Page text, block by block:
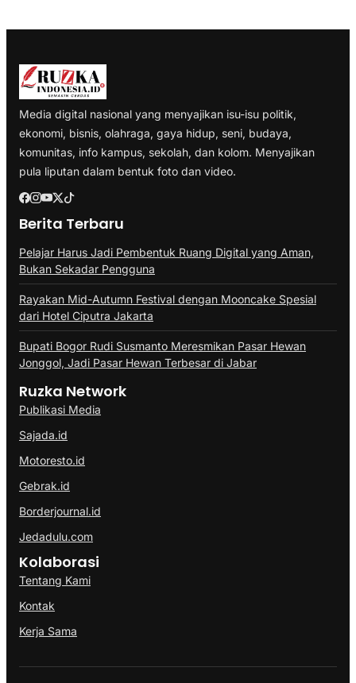
Media digital nasional yang menyajikan isu-isu politik,
ekonomi, bisnis, olahraga, gaya hidup, seni, budaya,
komunitas, info kampus, sekolah, dan kolom. Menyajikan
pula liputan dalam bentuk foto dan video.
Berita Terbaru
Pelajar Harus Jadi Pembentuk Ruang Digital yang Aman,
Bukan Sekadar Pengguna
Rayakan Mid-Autumn Festival dengan Mooncake Spesial
dari Hotel Ciputra Jakarta
Bupati Bogor Rudi Susmanto Meresmikan Pasar Hewan
Jonggol, Jadi Pasar Hewan Terbesar di Jabar
Ruzka Network
Publikasi Media
Sajada.id
Motoresto.id
Gebrak.id
Borderjournal.id
Jedadulu.com
Kolaborasi
Tentang Kami
Kontak
Kerja Sama